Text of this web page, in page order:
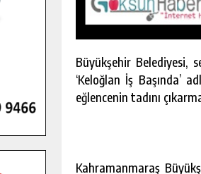
Büyükşehir Belediyesi,
‘Keloğlan İş
eğlencenin tadını
Kahramanmaraş